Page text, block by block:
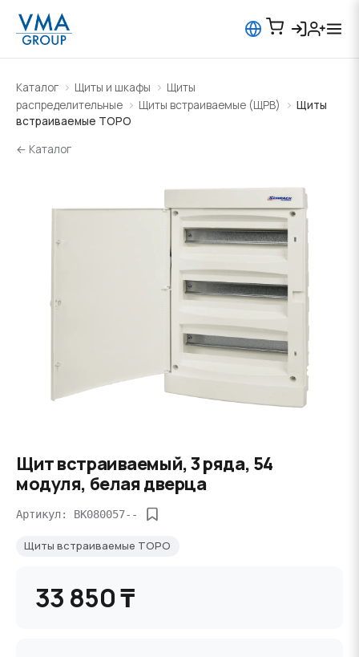
Каталог Щиты и шкафы
Щиты
распределительные
Щиты встраиваемые (ЩРВ)
Щиты
встраиваемые TOPO
← Каталог
Щит встраиваемый, 3 ряда, 54
модуля, белая дверца
Артикул: BK080057--
Щиты встраиваемые TOPO
33 850 ₸